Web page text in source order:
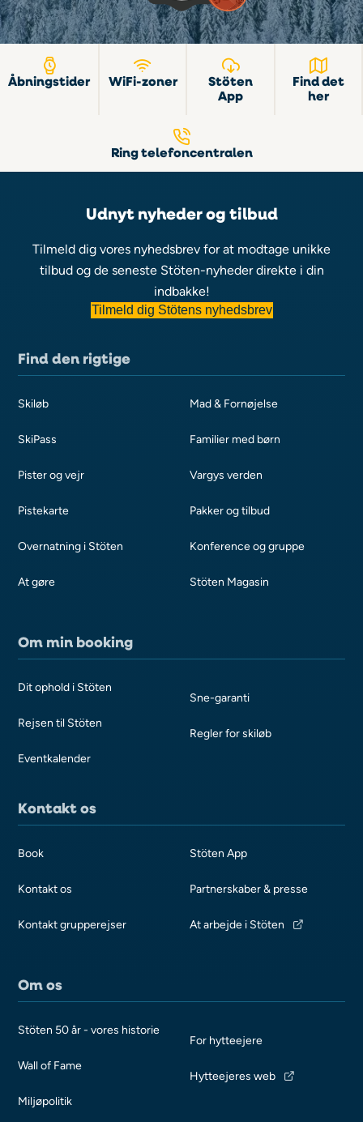
Åbningstider WiFi-zoner
Stöten
App
Find det
her
Ring telefoncentralen
Udnyt nyheder og tilbud
Tilmeld dig vores nyhedsbrev for at modtage unikke
tilbud og de seneste Stöten-nyheder direkte i din
indbakke!
Tilmeld dig Stötens nyhedsbrev
Find den rigtige
Skiløb
SkiPass
Pister og vejr
Pistekarte
Overnatning i Stöten
At gøre
Mad & Fornøjelse
Familier med børn
Vargys verden
Pakker og tilbud
Konference og gruppe
Stöten Magasin
Om min booking
Dit ophold i Stöten
Rejsen til Stöten
Eventkalender
Sne-garanti
Regler for skiløb
Kontakt os
Book
Kontakt os
Kontakt grupperejser
Stöten App
Partnerskaber & presse
At arbejde i Stöten
Om os
Stöten 50 år - vores historie
Wall of Fame
Miljøpolitik
For hytteejere
Hytteejeres web